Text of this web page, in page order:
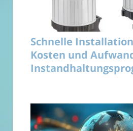
Schnelle
Kosten und